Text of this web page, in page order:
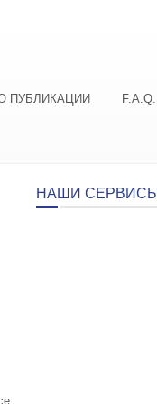
ПУБЛИКАЦИИ F.A.Q.
НАШИ СЕРВИСЫ